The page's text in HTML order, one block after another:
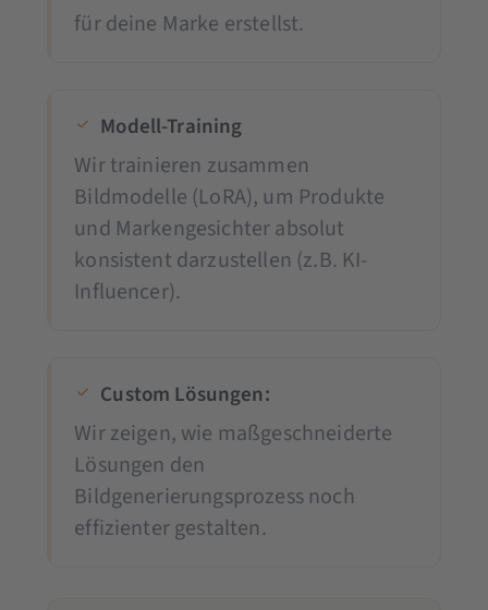
für deine Marke erstellst.
Modell-Training
Wir trainieren zusammen
Bildmodelle (LoRA), um Produkte
und Markengesichter absolut
konsistent darzustellen (z.B. KI-
Influencer).
Custom Lösungen:
Wir zeigen, wie maßgeschneiderte
Lösungen den
Bildgenerierungsprozess noch
effizienter gestalten.